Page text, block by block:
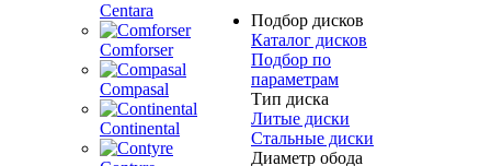
Centara
Comforser
Compasal
Continental
Подбор дисков
Каталог дисков
Подбор по
параметрам
Тип диска
Литые диски
Стальные диски
Диаметр обода